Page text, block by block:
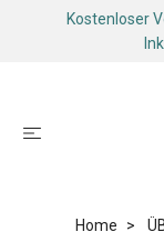
Kostenloser
Home